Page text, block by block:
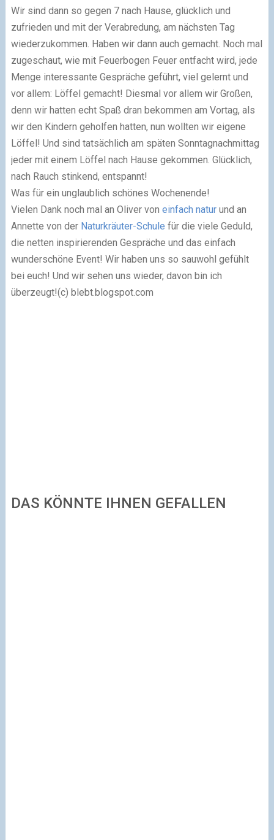
Wir sind dann so gegen 7 nach Hause, glücklich und
zufrieden und mit der Verabredung, am nächsten Tag
wiederzukommen. Haben wir dann auch gemacht. Noch mal
zugeschaut, wie mit Feuerbogen Feuer entfacht wird, jede
Menge interessante Gespräche geführt, viel gelernt und
vor allem: Löffel gemacht! Diesmal vor allem wir Großen,
denn wir hatten echt Spaß dran bekommen am Vortag, als
wir den Kindern geholfen hatten, nun wollten wir eigene
Löffel! Und sind tatsächlich am späten Sonntagnachmittag
jeder mit einem Löffel nach Hause gekommen. Glücklich,
nach Rauch stinkend, entspannt!
Was für ein unglaublich schönes Wochenende!
Vielen Dank noch mal an Oliver von einfach naturund an
Annette von der Naturkräuter-Schule für die viele Geduld,
die netten inspirierenden Gespräche und das einfach
wunderschöne Event! Wir haben uns so sauwohl gefühlt
bei euch! Und wir sehen uns wieder, davon bin ich
überzeugt!(c) blebt.blogspot.com
DAS KÖNNTE IHNEN GEFALLEN